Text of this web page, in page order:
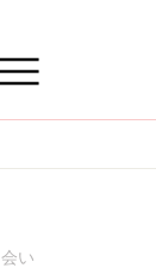
い